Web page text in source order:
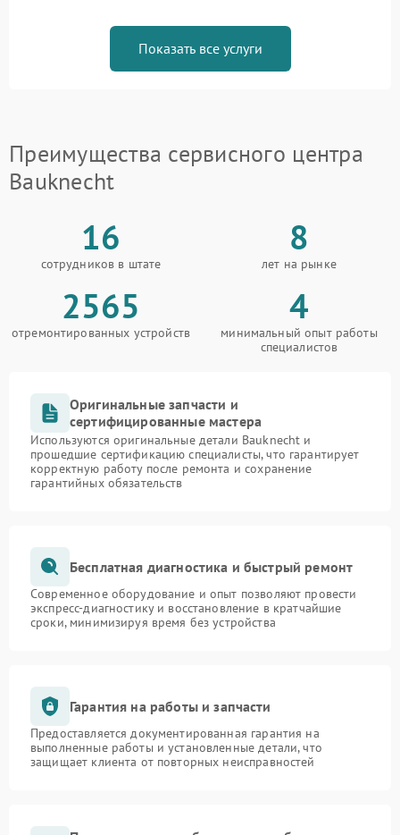
Показать все услуги
Преимущества сервисного центра
Bauknecht
16
сотрудников в штате
8
лет на рынке
2565
отремонтированных устройств
4
минимальный опыт работы
специалистов
Оригинальные запчасти и
сертифицированные мастера
Используются оригинальные детали Bauknecht и
прошедшие сертификацию специалисты, что гарантирует
корректную работу после ремонта и сохранение
гарантийных обязательств
Бесплатная диагностика и быстрый ремонт
Современное оборудование и опыт позволяют провести
экспресс-диагностику и восстановление в кратчайшие
сроки, минимизируя время без устройства
Гарантия на работы и запчасти
Предоставляется документированная гарантия на
выполненные работы и установленные детали, что
защищает клиента от повторных неисправностей